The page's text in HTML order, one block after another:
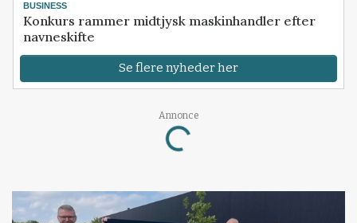
BUSINESS
Konkurs rammer midtjysk maskinhandler efter
navneskifte
Se flere nyheder her
Annonce
Loading...